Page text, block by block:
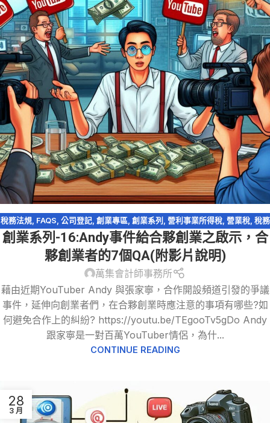
稅務法規, FAQS 公司登記, 創業專區 創業系列 營利事業所得稅, 營業稅, 稅務
法規-洗錢防制法,稅務違章,稅捐稽徵法,網紅報稅,逃漏稅
創業系列-16:Andy事件給合夥創業之啟示，合
夥創業者的7個QA(附影片說明)
萬集會計師事務所
藉由近期YouTuber Andy 與張家寧，合作開設頻道引發的爭議
事件，延伸向創業者們，在合夥創業時應注意的事項有哪些?如
何避免合作上的糾紛? https://youtu.be/TEgooTv5gDo Andy
跟家寧是一對百萬YouTuber情侶，為什...
CONTINUE READING
28
3 月